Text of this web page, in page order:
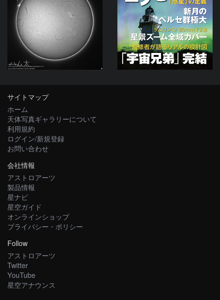
ハム太
サイトマップ
ホーム
天体写真ギャラリーについて
利用規約
ログイン/新規登録
お問い合わせ
会社情報
アストロアーツ
製品情報
星ナビ
星空ガイド
オンラインショップ
プライバシー・ポリシー
Follow
アストロアーツ
Twitter
YouTube
星空アナウンス